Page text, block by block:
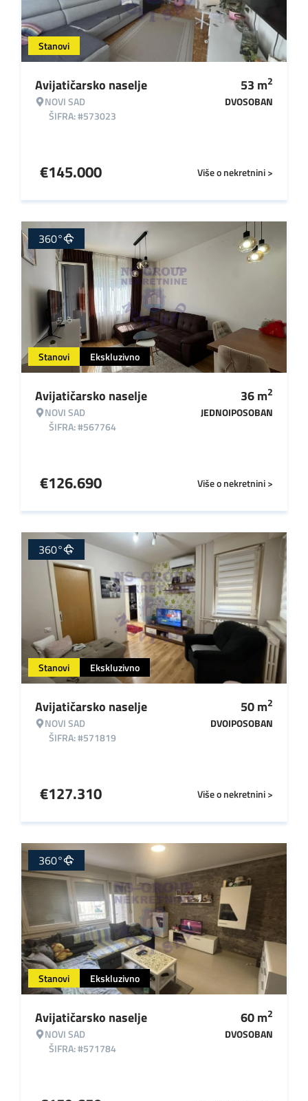
Stanovi
Avijatičarsko naselje
NOVI SAD
ŠIFRA: #573023
53 m2
DVOSOBAN
Više o nekretnini >
€145.000
Stanovi Ekskluzivno
360°
Avijatičarsko naselje
NOVI SAD
ŠIFRA: #567764
36m2
JEDNOIPOSOBAN
Više o nekretnini >
€126.690
Stanovi Ekskluzivno
360°
Avijatičarsko naselje
NOVI SAD
ŠIFRA: #571819
50m2
DVOIPOSOBAN
Više o nekretnini >
€127.310
Stanovi Ekskluzivno
360°
Avijatičarsko naselje
NOVI SAD
ŠIFRA: #571784
60m2
DVOSOBAN